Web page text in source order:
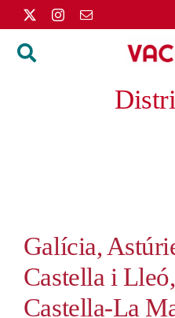
to
content
Distribució
L’editorial
Galícia,
Castella i
Castella-La